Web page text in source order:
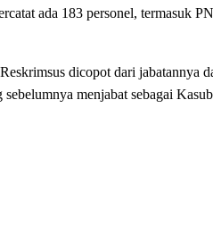
ada 183 personel, termasuk
dicopot dari jabatannya
menjabat sebagai